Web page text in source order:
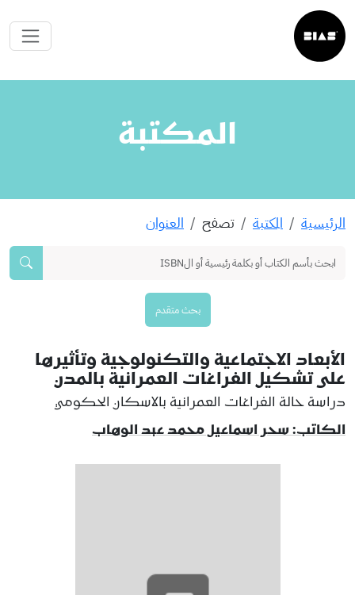
المكتبة
الرئيسية المكتبة تصفح العنوان
بحث متقدم
الأبعاد الاجتماعية والتكنولوجية وتأثيرها
على تشكيل الفراغات العمرانية بالمدن
دراسة حالة الفراغات العمرانية بالاسكان الحكومي
الكاتب: سحر اسماعيل محمد عبد الوهاب